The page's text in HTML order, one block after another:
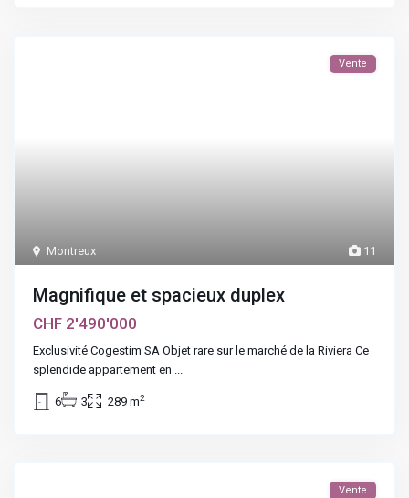
11
Montreux
Vente
Magnifique et spacieux duplex
CHF 2'490'000
Exclusivité Cogestim SA Objet rare sur le marché de la Riviera Ce
splendide appartement en ...
6 3 289 m2
Vente